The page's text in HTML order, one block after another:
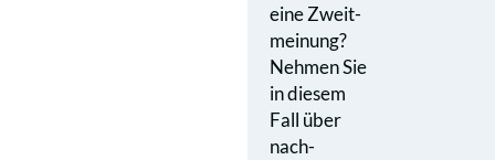
eine Zweit­
meinung?
Nehmen Sie
in diesem
Fall über
nach­